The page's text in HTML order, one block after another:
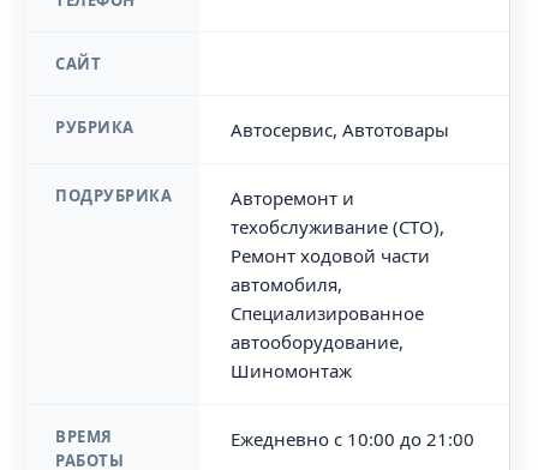
САЙТ
РУБРИКА Автосервис, Автотовары
ПОДРУБРИКА
Авторемонт и
техобслуживание (СТО),
Ремонт ходовой части
автомобиля,
Специализированное
автооборудование,
Шиномонтаж
ВРЕМЯ
РАБОТЫ
Ежедневно с 10:00 до 21:00